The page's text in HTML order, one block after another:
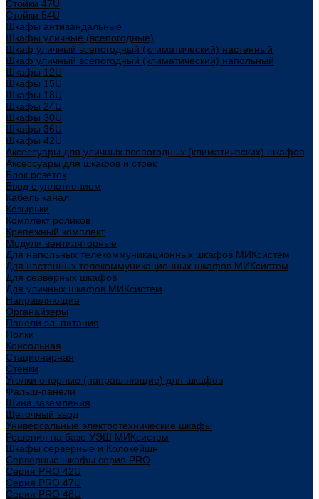
Стойки 47U
Стойки 54U
Шкафы антивандальные
Шкафы уличные (всепогодные)
Шкаф уличный всепогодный (климатический) настенный
Шкаф уличный всепогодный (климатический) напольный
Шкафы 12U
Шкафы 15U
Шкафы 18U
Шкафы 24U
Шкафы 30U
Шкафы 36U
Шкафы 42U
Аксессуары для уличных всепогодных (климатических) шкафов
Аксессуары для шкафов и стоек
Блок розеток
Ввод с уплотнением
Кабель канал
Козырьки
Комплект роликов
Крепежный комплект
Модули вентиляторные
Для напольных телекоммуникационных шкафов МИКсистем
Для настенных телекоммуникационных шкафов МИКсистем
Для серверных шкафов
Для уличных шкафов МИКсистем
Направляющие
Органайзеры
Панели эл. питания
Полки
Консольная
Стационарная
Стенки
Уголки опорные (направляющие) для шкафов
Фальш-панели
Шина заземления
Щеточный ввод
Универсальные электротехнические шкафы
Решения на базе УЭШ МИКсистем
Шкафы серверные и Колокейшн
Серверные шкафы серия PRO
Серия PRO 42U
Серия PRO 47U
Серия PRO 48U